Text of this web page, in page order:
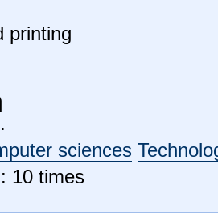
printing
sciences
10 times